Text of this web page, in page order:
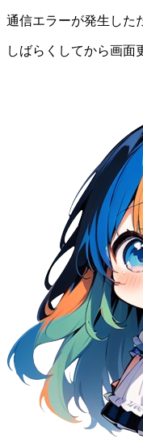
通信エラーが発生した
しばらくしてから画面